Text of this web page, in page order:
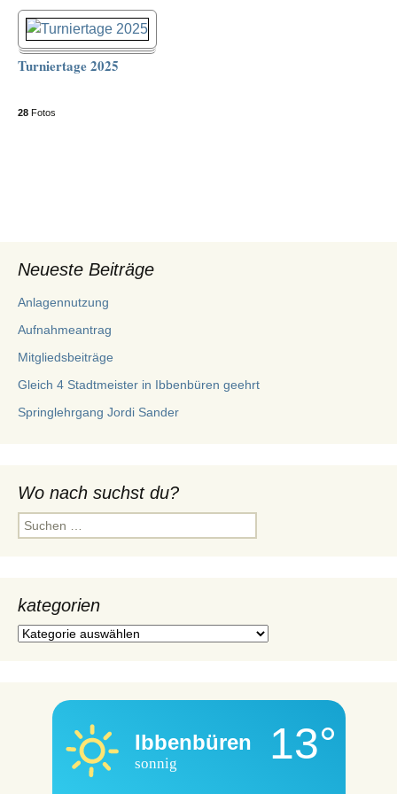
Turniertage 2025
28 Fotos
Neueste Beiträge
Anlagennutzung
Aufnahmeantrag
Mitgliedsbeiträge
Gleich 4 Stadtmeister in Ibbenbüren geehrt
Springlehrgang Jordi Sander
Wo nach suchst du?
Suchen
nach:
kategorien
kategorien
Ibbenbüren
sonnig 13°